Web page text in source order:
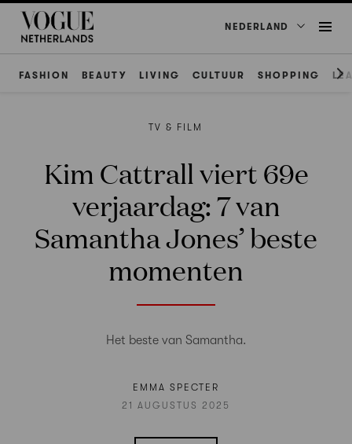
NEDERLAND
FASHION BEAUTY LIVING CULTUUR SHOPPING
TV & FILM
Kim Cattrall viert 69e
verjaardag: 7 van
Samantha Jones’ beste
momenten
Het beste van Samantha.
EMMA SPECTER
21 AUGUSTUS 2025